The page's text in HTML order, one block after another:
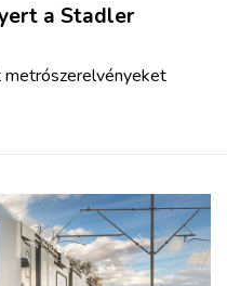
a Stadler
metrószerelvényeket